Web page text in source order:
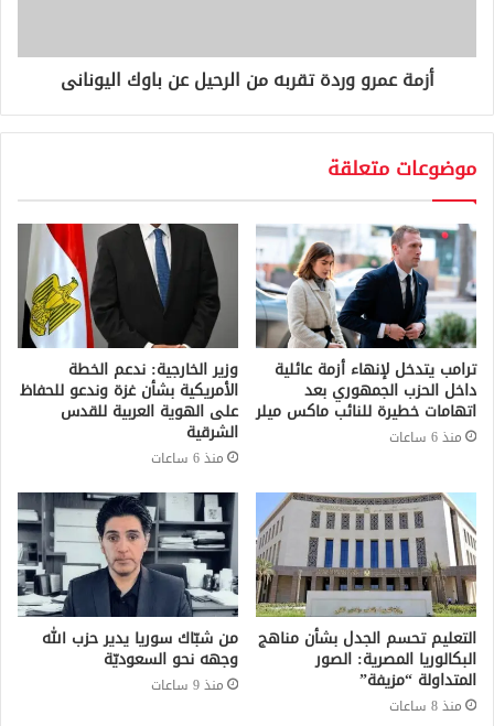
أزمة عمرو وردة تقربه من الرحيل عن باوك اليونانى
موضوعات متعلقة
ترامب يتدخل لإنهاء أزمة عائلية
داخل الحزب الجمهوري بعد
اتهامات خطيرة للنائب ماكس ميلر
منذ 6 ساعات
وزير الخارجية: ندعم الخطة
الأمريكية بشأن غزة وندعو للحفاظ
على الهوية العربية للقدس
الشرقية
منذ 6 ساعات
التعليم تحسم الجدل بشأن مناهج
البكالوريا المصرية: الصور
المتداولة “مزيفة”
منذ 8 ساعات
من شبّاك سوريا يدير حزب الله
وجهه نحو السعوديّة
منذ 9 ساعات